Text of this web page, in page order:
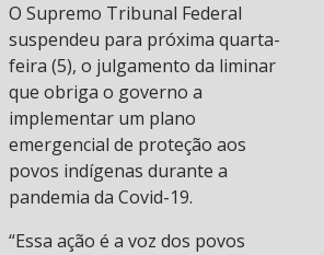
O Supremo Tribunal Federal
suspendeu para próxima quarta-
feira (5), o julgamento da liminar
que obriga o governo a
implementar um plano
emergencial de proteção aos
povos indígenas durante a
pandemia da Covid-19.
“Essa ação é a voz dos povos